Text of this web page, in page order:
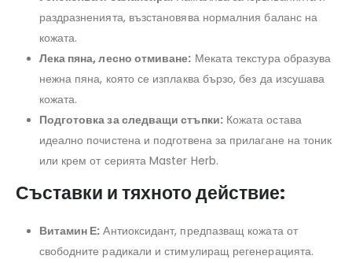
раздразненията, възстановява нормалния баланс на
кожата.
Лека пяна, лесно отмиване: Меката текстура образува
нежна пяна, която се изплаква бързо, без да изсушава
кожата.
Подготовка за следващи стъпки:Кожата остава
идеално почистена и подготвена за прилагане на тоник
или крем от серията Master Herb.
Съставки и тяхното действие:
Витамин Е: Антиоксидант, предпазващ кожата от
свободните радикали и стимулиращ регенерацията.